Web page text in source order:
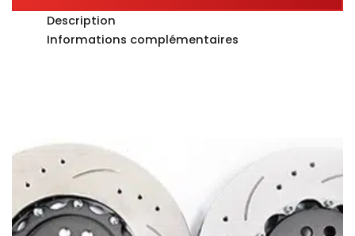
Description
Informations complémentaires